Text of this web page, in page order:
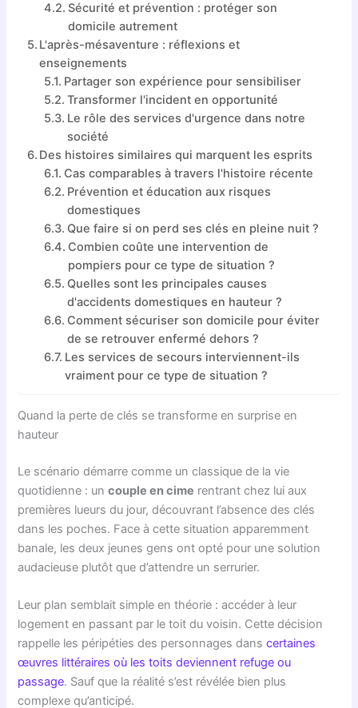
Sécurité et prévention : protéger son
domicile autrement
L'après-mésaventure : réflexions et
enseignements
Partager son expérience pour sensibiliser
Transformer l'incident en opportunité
Le rôle des services d'urgence dans notre
société
Des histoires similaires qui marquent les esprits
Cas comparables à travers l'histoire récente
Prévention et éducation aux risques
domestiques
Que faire si on perd ses clés en pleine nuit ?
Combien coûte une intervention de
pompiers pour ce type de situation ?
Quelles sont les principales causes
d'accidents domestiques en hauteur ?
Comment sécuriser son domicile pour éviter
de se retrouver enfermé dehors ?
Les services de secours interviennent-ils
vraiment pour ce type de situation ?
Quand la perte de clés se transforme en surprise en
hauteur
Le scénario démarre comme un classique de la vie
quotidienne : uncouple en cime rentrant chez lui aux
premières lueurs du jour, découvrant l’absence des clés
dans les poches. Face à cette situation apparemment
banale, les deux jeunes gens ont opté pour une solution
audacieuse plutôt que d’attendre un serrurier.
Leur plan semblait simple en théorie : accéder à leur
logement en passant par le toit du voisin. Cette décision
rappelle les péripéties des personnages danscertaines
œuvres littéraires où les toits deviennent refuge ou
passage. Sauf que la réalité s’est révélée bien plus
complexe qu’anticipé.